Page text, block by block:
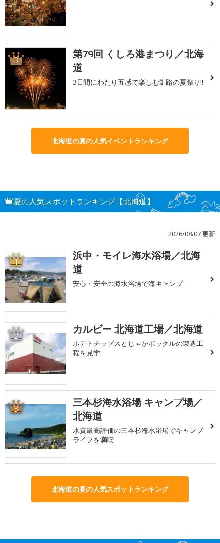
3
第79回 くしろ港まつり／北海
道
3日間にわたり五感で楽しむ釧路の夏祭り!!
北海道の夏の人気イベントランキング
夏の人気スポットランキング【北海道】
2026/08/07 更新
1
浜中・モイレ海水浴場／北海
道
安心・安全の海水浴場で海キャンプ
2 カルビー 北海道工場／北海道
ポテトチップスとじゃがポックルの製造工
程を見学
3
三本杉海水浴場 キャンプ場／
北海道
水質最高評価の三本杉海水浴場でキャンプ
ライフを満喫
北海道の夏の人気スポットランキング